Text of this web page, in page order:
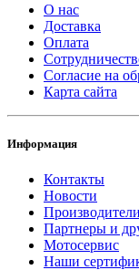
О нас
Доставка
Оплата
Согласие на
Карта сайта
Информация
Контакты
Новости
Производители
Партнеры и
Мотосервис
Наши